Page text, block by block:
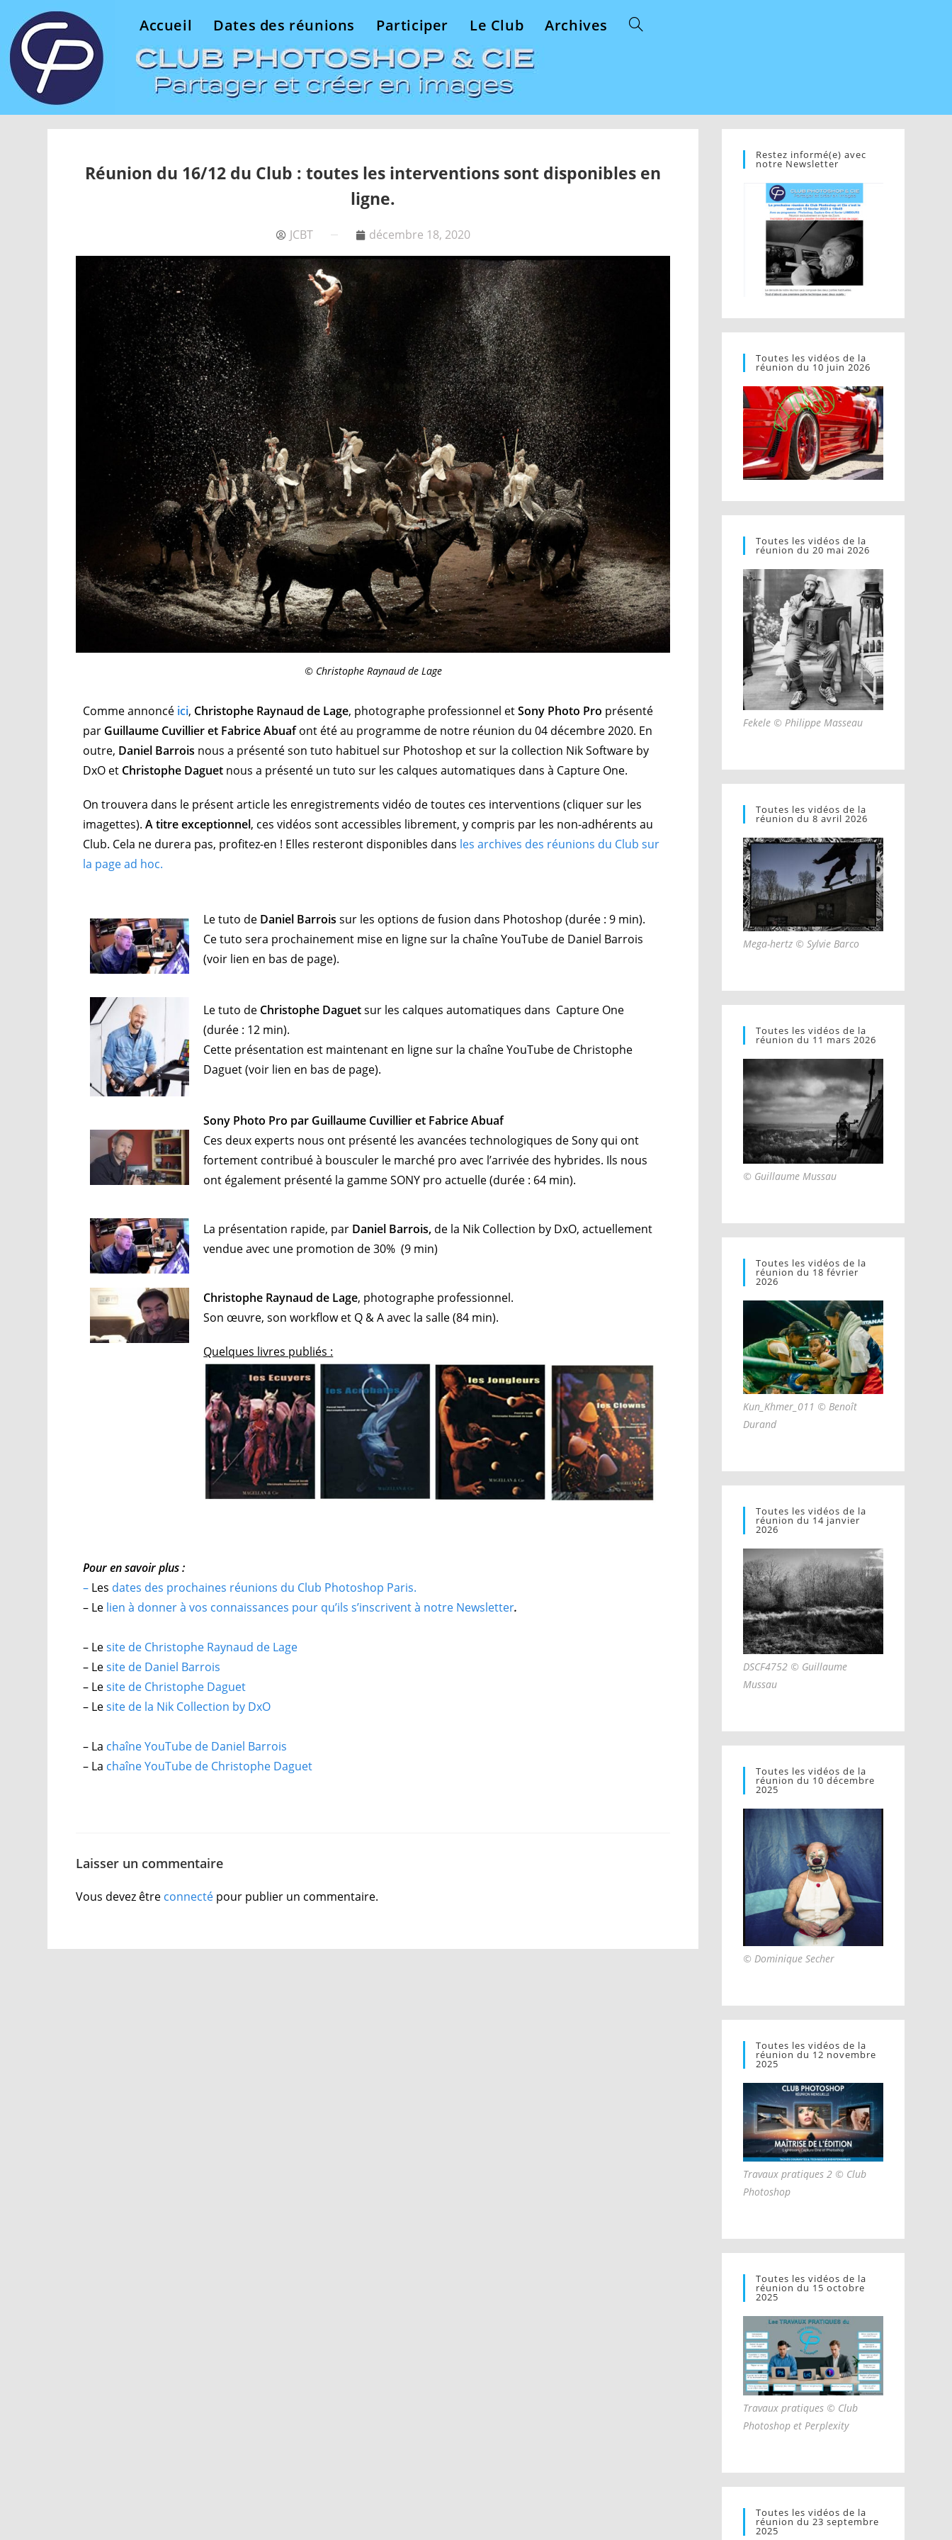
Accueil Dates des réunions Participer Le Club Archives
Réunion du 16/12 du Club : toutes les interventions sont disponibles en
ligne.
JCBT décembre 18, 2020
© Christophe Raynaud de Lage
Comme annoncé ici, Christophe Raynaud de Lage, photographe professionnel etSony Photo Pro présenté
par Guillaume Cuvillier et Fabrice Abuafont été au programme de notre réunion du 04 décembre 2020. En
outre, Daniel Barrois nous a présenté son tuto habituel sur Photoshop et sur la collection Nik Software by
DxO et Christophe Daguet nous a présenté un tuto sur les calques automatiques dans à Capture One.
On trouvera dans le présent article les enregistrements vidéo de toutes ces interventions (cliquer sur les
imagettes).A titre exceptionnel, ces vidéos sont accessibles librement, y compris par les non-adhérents au
Club. Cela ne durera pas, profitez-en ! Elles resteront disponibles dans les archives des réunions du Club sur
la page ad hoc.
Le tuto de Daniel Barrois sur les options de fusion dans Photoshop (durée : 9 min).
Ce tuto sera prochainement mise en ligne sur la chaîne YouTube de Daniel Barrois
(voir lien en bas de page).
Le tuto de Christophe Daguetsur les calques automatiques dans Capture One
(durée : 12 min).
Cette présentation est maintenant en ligne sur la chaîne YouTube de Christophe
Daguet (voir lien en bas de page).
Sony Photo Pro par Guillaume Cuvillier et Fabrice Abuaf
Ces deux experts nous ont présenté les avancées technologiques de Sony qui ont
fortement contribué à bousculer le marché pro avec l’arrivée des hybrides. Ils nous
ont également présenté la gamme SONY pro actuelle (durée : 64 min).
La présentation rapide, par Daniel Barrois, de la Nik Collection by DxO, actuellement
vendue avec une promotion de 30% (9 min)
Christophe Raynaud de Lage, photographe professionnel.
Son œuvre, son workflow et Q & A avec la salle (84 min).
Quelques livres publiés :
Pour en savoir plus :
– Les dates des prochaines réunions du Club Photoshop Paris.
– Le lien à donner à vos connaissances pour qu’ils s’inscrivent à notre Newsletter.
– Lesite de Christophe Raynaud de Lage
– Lesite de Daniel Barrois
– Lesite de Christophe Daguet
– Lesite de la Nik Collection by DxO
– La chaîne YouTube de Daniel Barrois
– La chaîne YouTube de Christophe Daguet
Laisser un commentaire
Vous devez être connecté pour publier un commentaire.
Restez informé(e) avec
notre Newsletter
Toutes les vidéos de la
réunion du 10 juin 2026
Toutes les vidéos de la
réunion du 20 mai 2026
Fekele © Philippe Masseau
Toutes les vidéos de la
réunion du 8 avril 2026
Mega-hertz © Sylvie Barco
Toutes les vidéos de la
réunion du 11 mars 2026
© Guillaume Mussau
Toutes les vidéos de la
réunion du 18 février
2026
Kun_Khmer_011 © Benoît
Durand
Toutes les vidéos de la
réunion du 14 janvier
2026
DSCF4752 © Guillaume
Mussau
Toutes les vidéos de la
réunion du 10 décembre
2025
© Dominique Secher
Toutes les vidéos de la
réunion du 12 novembre
2025
Travaux pratiques 2 © Club
Photoshop
Toutes les vidéos de la
réunion du 15 octobre
2025
Travaux pratiques © Club
Photoshop et Perplexity
Toutes les vidéos de la
réunion du 23 septembre
2025